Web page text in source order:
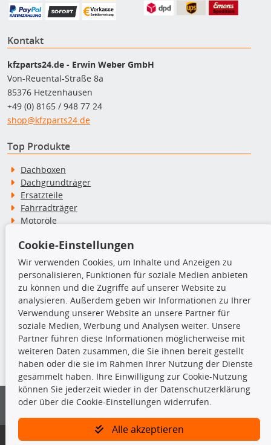
Kontakt
kfzparts24.de - Erwin Weber GmbH
Von-Reuental-Straße 8a
85376 Hetzenhausen
+49 (0) 8165 / 948 77 24
shop@kfzparts24.de
Top Produkte
Dachboxen
Dachgrundträger
Ersatzteile
Fahrradträger
Motoröle
Schneeketten
TecDoc Inside
Die hier angezeigten Daten insbesondere die gesamte Datenbank dürfen
nicht kopiert werden.
Es ist zu unterlassen, die Daten oder die gesamte Datenbank ohne
vorherige Zustimmung von TecDoc zu vervielfältigen, zu verbreiten
und/oder diese Handlungen durch Dritte ausführen zu lassen. Ein
Bitte prüfen Sie, ob das über unseren Onlineshop identifizierte Ersatzteil
Cookie-Einstellungen
Wir verwenden Cookies, um Inhalte und Anzeigen zu
personalisieren, Funktionen für soziale Medien anbieten
zu können und die Zugriffe auf unserer Website zu
analysieren. Außerdem geben wir Informationen zu Ihrer
Verwendung unserer Website an unsere Partner für
soziale Medien, Werbung und Analysen weiter. Unsere
Partner führen diese Informationen möglicherweise mit
weiteren Daten zusammen, die Sie ihnen bereit gestellt
haben oder die sie im Rahmen Ihrer Nutzung der Dienste
gesammelt haben. Ihre Einwilligung zur Cookie-Nutzung
können Sie jederzeit wieder in der Datenschutzerklärung
oder über die Cookie-Einstellungen widerrufen.
Alle akzeptieren